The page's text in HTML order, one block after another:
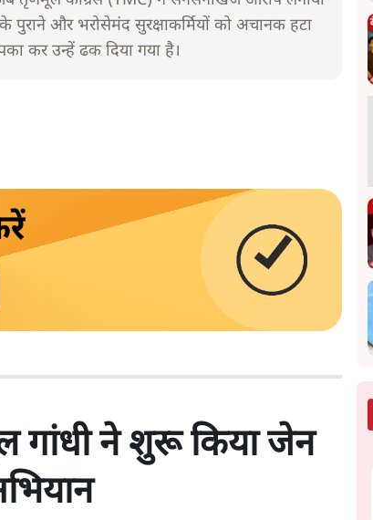
और भरोसेमंद सुरक्षाकर्मियों को अचानक हटा
कर उन्हें ढक दिया गया है।
गांधी ने शुरू किया जेन